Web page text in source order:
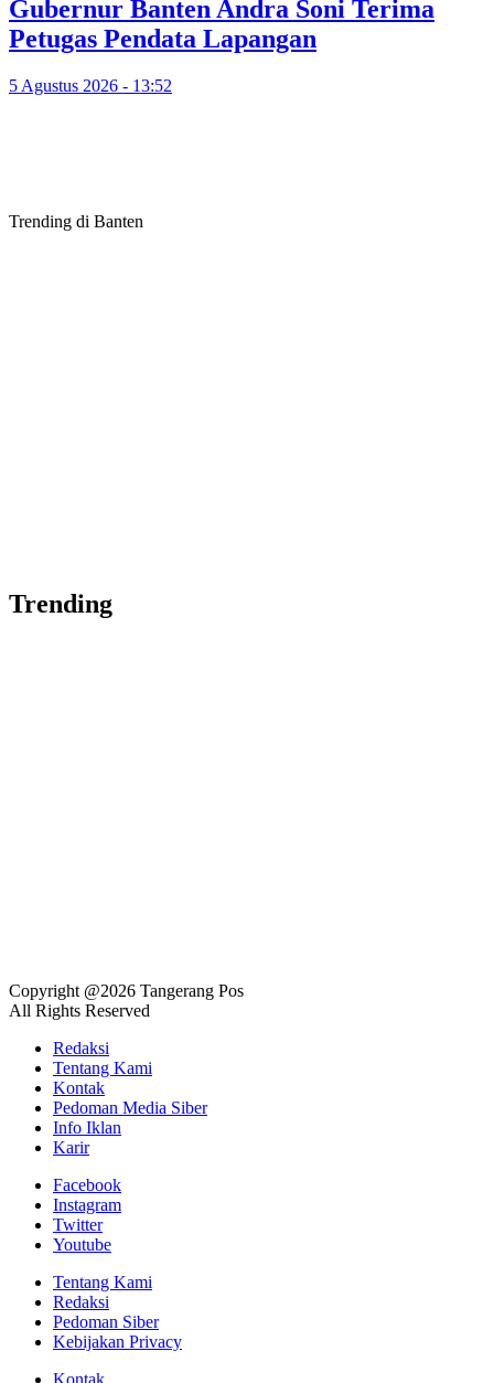
Gubernur Banten Andra Soni Terima
Petugas Pendata Lapangan
5 Agustus 2026 - 13:52
Trending di Banten
Trending
Copyright @2026 Tangerang Pos
All Rights Reserved
Redaksi
Tentang Kami
Kontak
Pedoman Media Siber
Info Iklan
Karir
Facebook
Instagram
Twitter
Youtube
Tentang Kami
Redaksi
Pedoman Siber
Kebijakan Privacy
Kontak